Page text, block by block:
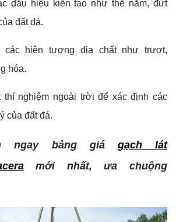
dấu hiệu kiến tạo như thế nằm, đứt
đất đá.
các hiện tượng địa chất như trượt,
hóa.
thí nghiệm ngoài trời để xác định các
của đất đá.
ngay bảng giá gạch lát
mới nhất, ưa chuộng